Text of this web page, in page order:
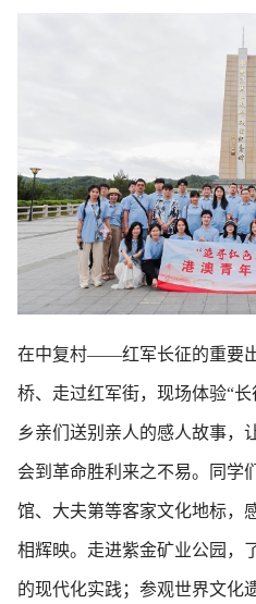
在中复村——红军长征的重要
桥、走过红军街，现场体验“
乡亲们送别亲人的感人故事，
会到革命胜利来之不易。同学
馆、大夫第等客家文化地标，
相辉映。走进紫金矿业公园，
的现代化实践；参观世界文化